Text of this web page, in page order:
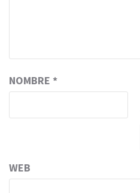
NOMBRE *
WEB